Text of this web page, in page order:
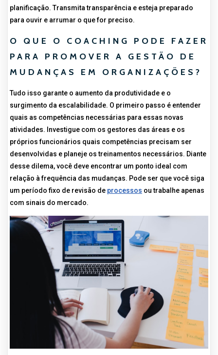
planificação. Transmita transparência e esteja preparado
para ouvir e arrumar o que for preciso.
O QUE O COACHING PODE FAZER
PARA PROMOVER A GESTÃO DE
MUDANÇAS EM ORGANIZAÇÕES?
Tudo isso garante o aumento da produtividade e o
surgimento da escalabilidade. O primeiro passo é entender
quais as competências necessárias para essas novas
atividades. Investigue com os gestores das áreas e os
próprios funcionários quais competências precisam ser
desenvolvidas e planeje os treinamentos necessários. Diante
desse dilema, você deve encontrar um ponto ideal com
relação à frequência das mudanças. Pode ser que você siga
um período fixo de revisão de processos ou trabalhe apenas
com sinais do mercado.